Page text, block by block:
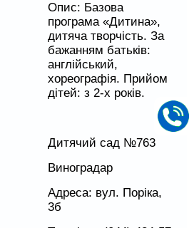
Опис: Базова
програма «Дитина»,
дитяча творчість. За
бажанням батьків:
англійський,
хореографія. Прийом
дітей: з 2-х років.
Дитячий сад №763
Виноградар
Адреса: вул. Поріка,
3б